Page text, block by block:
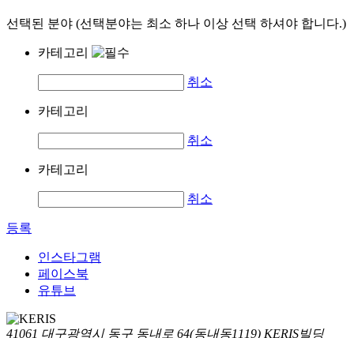
선택된 분야 (선택분야는 최소 하나 이상 선택 하셔야 합니다.)
카테고리
취소
카테고리
취소
카테고리
취소
등록
인스타그램
페이스북
유튜브
41061 대구광역시 동구 동내로 64(동내동1119) KERIS빌딩